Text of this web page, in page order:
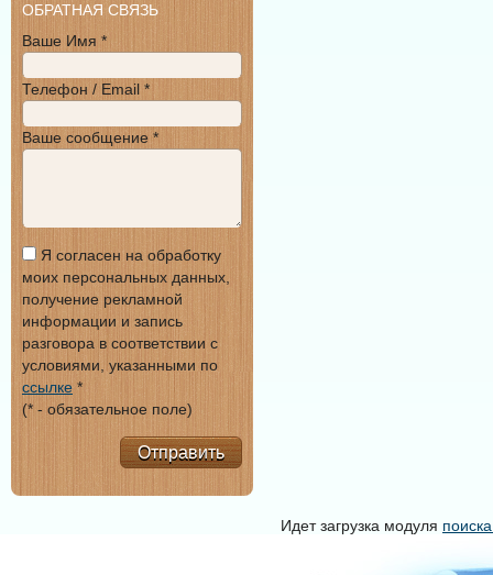
ОБРАТНАЯ СВЯЗЬ
Ваше Имя *
Телефон / Email *
Ваше сообщение *
Я согласен на обработку
моих персональных данных,
получение рекламной
информации и запись
разговора в соответствии с
условиями, указанными по
ссылке *
(* - обязательное поле)
Отправить
Идет загрузка модуля